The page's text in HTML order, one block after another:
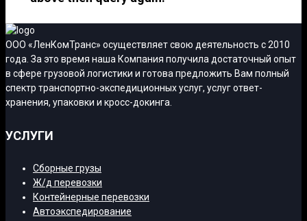
ООО «ЛенКомТранс» осуществляет свою деятельность с 2010
года. За это время наша Компания получила достаточный опыт
в сфере грузовой логистики и готова предложить Вам полный
спектр транспортно-экспедиционных услуг, услуг ответ-
хранения, упаковки и кросс-докинга.
УСЛУГИ
Сборные грузы
Ж/д перевозки
Контейнерные перевозки
Автоэкспедирование